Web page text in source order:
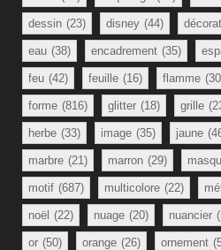
dessin (23) disney (44)
eau (38) encadrement (35)
feu (42) feuille (16) flamme
forme (816) glitter (18) grille
herbe (33) image (35) jaune
marbre (21) marron (29)
motif (687) multicolore (22)
noël (22) nuage (20) nuancier
or (50) orange (26) ornement